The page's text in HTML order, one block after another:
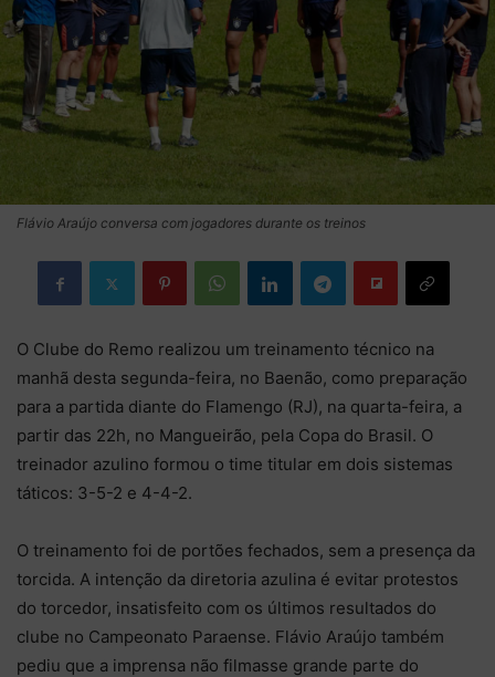
Flávio Araújo conversa com jogadores durante os treinos
O Clube do Remo realizou um treinamento técnico na
manhã desta segunda-feira, no Baenão, como preparação
para a partida diante do Flamengo (RJ), na quarta-feira, a
partir das 22h, no Mangueirão, pela Copa do Brasil. O
treinador azulino formou o time titular em dois sistemas
táticos: 3-5-2 e 4-4-2.
O treinamento foi de portões fechados, sem a presença da
torcida. A intenção da diretoria azulina é evitar protestos
do torcedor, insatisfeito com os últimos resultados do
clube no Campeonato Paraense. Flávio Araújo também
pediu que a imprensa não filmasse grande parte do